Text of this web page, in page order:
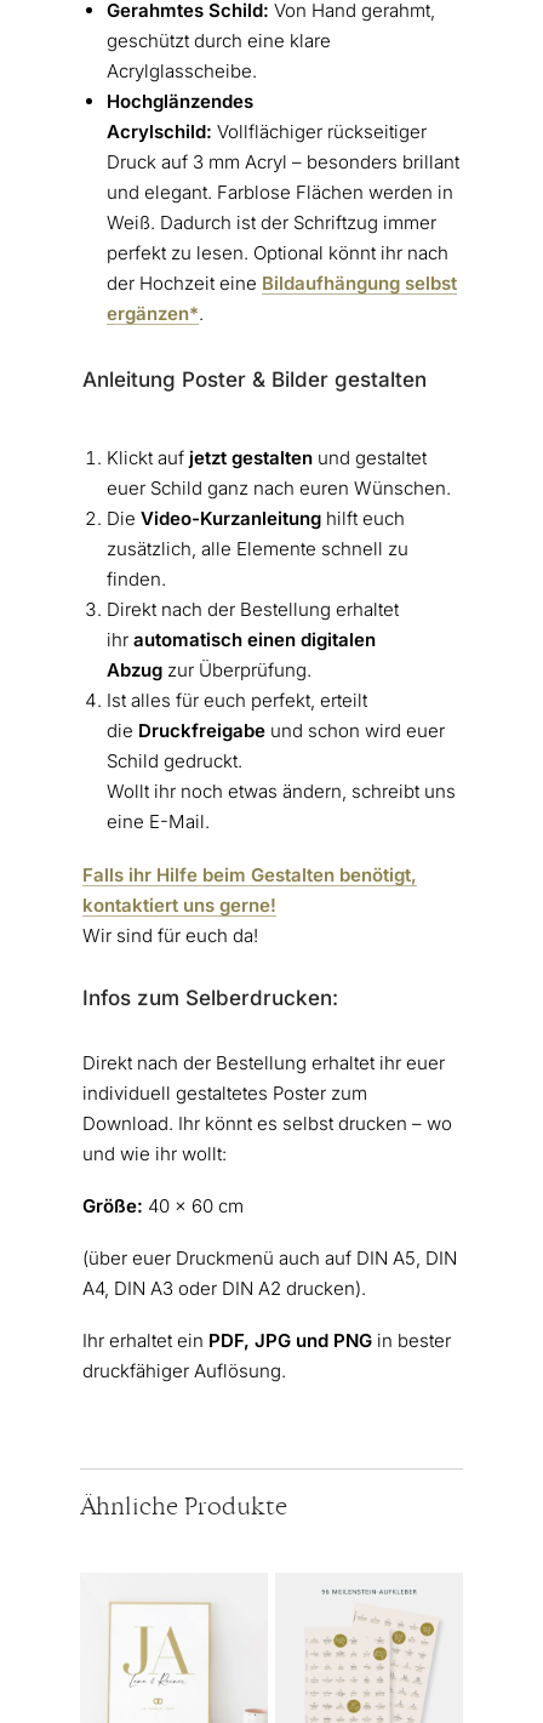
Gerahmtes Schild: Von Hand gerahmt,
geschützt durch eine klare
Acrylglasscheibe.
Hochglänzendes
Acrylschild: Vollflächiger rückseitiger
Druck auf 3 mm Acryl – besonders brillant
und elegant. Farblose Flächen werden in
Weiß. Dadurch ist der Schriftzug immer
perfekt zu lesen. Optional könnt ihr nach
der Hochzeit eine Bildaufhängung selbst
ergänzen*.
Anleitung Poster & Bilder gestalten
Klickt auf jetzt gestaltenund gestaltet
euer Schild ganz nach euren Wünschen.
Die Video-Kurzanleitunghilft euch
zusätzlich, alle Elemente schnell zu
finden.
Direkt nach der Bestellung erhaltet
ihr automatisch einen digitalen
Abzugzur Überprüfung.
Ist alles für euch perfekt, erteilt
die Druckfreigabeund schon wird euer
Schild gedruckt.
Wollt ihr noch etwas ändern, schreibt uns
eine E-Mail.
Falls ihr Hilfe beim Gestalten benötigt,
kontaktiert uns gerne!
Wir sind für euch da!
Infos zum Selberdrucken:
Direkt nach der Bestellung erhaltet ihr euer
individuell gestaltetes Poster zum
Download. Ihr könnt es selbst drucken – wo
und wie ihr wollt:
Größe: 40 x 60 cm
(über euer Druckmenü auch auf DIN A5, DIN
A4, DIN A3 oder DIN A2 drucken).
Ihr erhaltet ein PDF, JPG und PNGin bester
druckfähiger Auflösung.
Ähnliche Produkte
Produkt
mehrere
Varianten